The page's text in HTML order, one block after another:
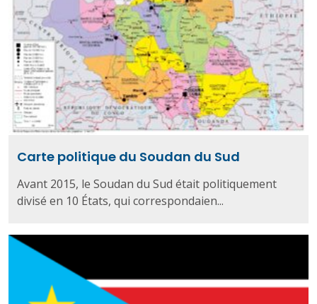
Carte politique du Soudan du Sud
Avant 2015, le Soudan du Sud était politiquement
divisé en 10 États, qui correspondaien...